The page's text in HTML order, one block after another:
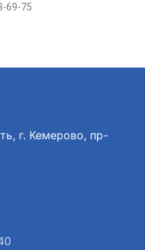
69-75
г. Кемерово, пр-